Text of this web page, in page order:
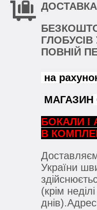
ДОСТАВКА
ГЛОБУСІВ
ПОВНІЙ
на
МАГАЗИН
БОКАЛИ І
В
України
(крім